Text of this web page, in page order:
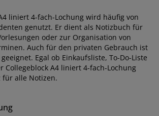
liniert 4-fach-Lochung wird häufig von
genutzt. Er dient als Notizbuch für
oder zur Organisation von
Auch für den privaten Gebrauch ist
Egal ob Einkaufsliste, To-Do-Liste
Collegeblock A4 liniert 4-fach-Lochung
für alle Notizen.